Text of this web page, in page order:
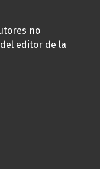
no
editor de la